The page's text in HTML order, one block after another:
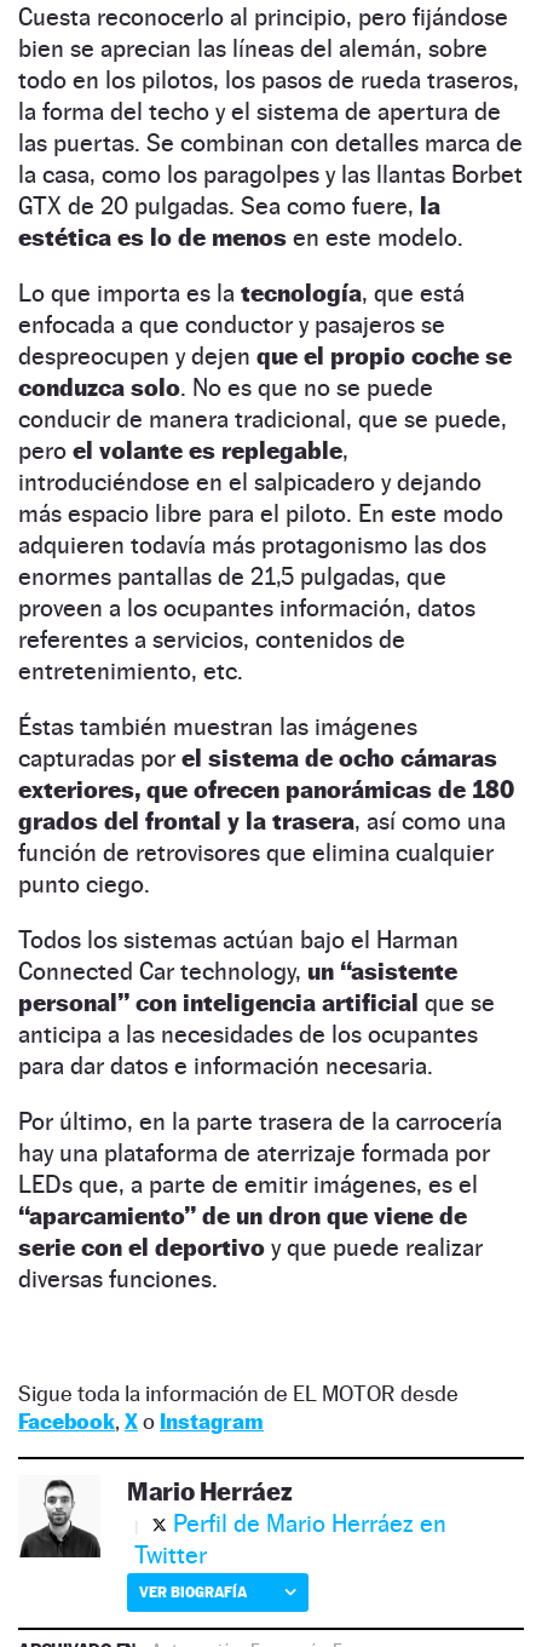
Cuesta reconocerlo al principio, pero fijándose
bien se aprecian las líneas del alemán, sobre
todo en los pilotos, los pasos de rueda traseros,
la forma del techo y el sistema de apertura de
las puertas. Se combinan con detalles marca de
la casa, como los paragolpes y las llantas Borbet
GTX de 20 pulgadas. Sea como fuere, la
estética es lo de menos en este modelo.
Lo que importa es la tecnología, que está
enfocada a que conductor y pasajeros se
despreocupen y dejen que el propio coche se
conduzca solo. No es que no se puede
conducir de manera tradicional, que se puede,
pero el volante es replegable,
introduciéndose en el salpicadero y dejando
más espacio libre para el piloto. En este modo
adquieren todavía más protagonismo las dos
enormes pantallas de 21,5 pulgadas, que
proveen a los ocupantes información, datos
referentes a servicios, contenidos de
entretenimiento, etc.
Éstas también muestran las imágenes
capturadas por el sistema de ocho cámaras
exteriores, que ofrecen panorámicas de 180
grados del frontal y la trasera, así como una
función de retrovisores que elimina cualquier
punto ciego.
Todos los sistemas actúan bajo el Harman
Connected Car technology, un “asistente
personal” con inteligencia artificial que se
anticipa a las necesidades de los ocupantes
para dar datos e información necesaria.
Por último, en la parte trasera de la carrocería
hay una plataforma de aterrizaje formada por
LEDs que, a parte de emitir imágenes, es el
“aparcamiento” de un dron que viene de
serie con el deportivo y que puede realizar
diversas funciones.
Sigue toda la información de EL MOTOR desde
Facebook, Xo Instagram
Mario Herráez
Perfil de Mario Herráez en
Twitter
VER BIOGRAFÍA